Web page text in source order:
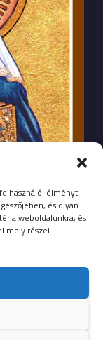
élményt
és olyan
a weboldalunkra, és
mely részei